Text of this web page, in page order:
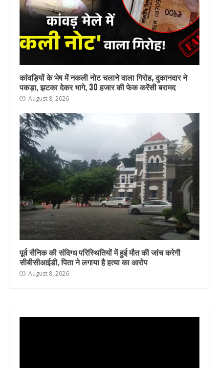
कांवड़ियों के भेष में नकली नोट चलाने वाला गिरोह, दुकानदार ने
पकड़ा, झटका देकर भागे, 30 हजार की फेक करेंसी बरामद
August 8, 2026
पूर्व सैनिक की संदिग्ध परिस्थितियों में हुई मौत की जांच करेगी
सीबीसीआईडी, पिता ने लगाया है हत्या का आरोप
August 8, 2026